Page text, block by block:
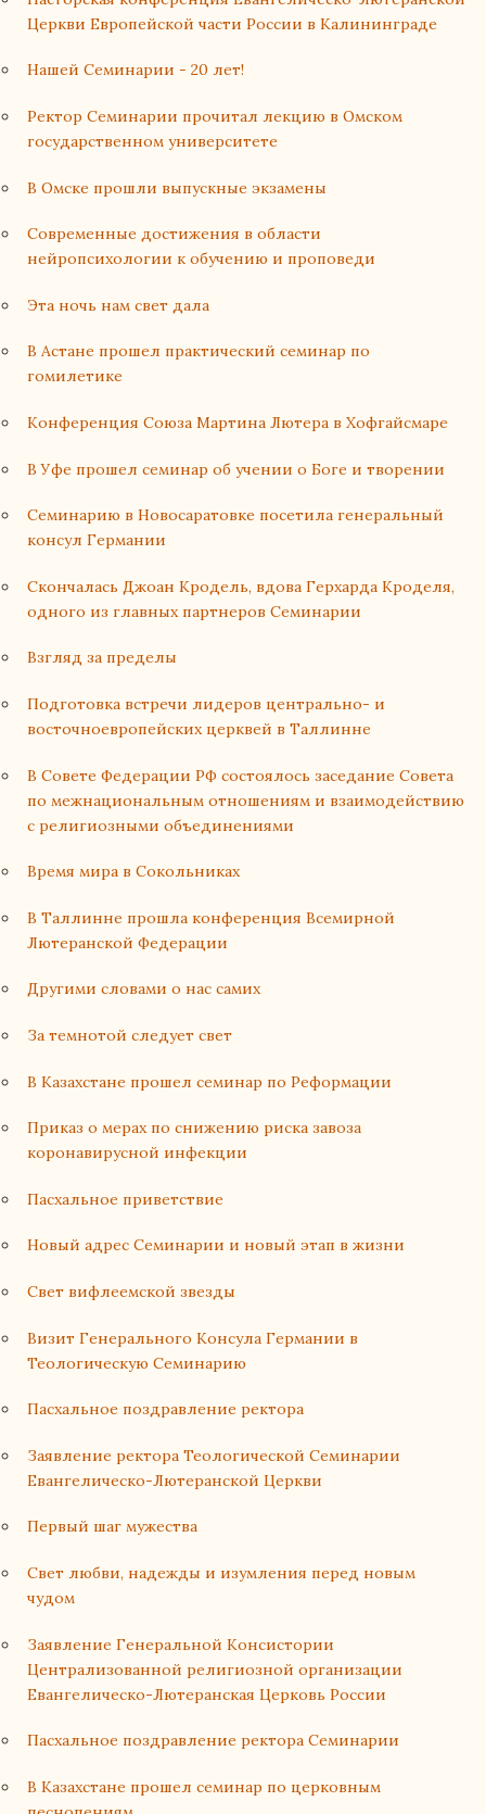
Церкви Европейской части России в Калининграде
Нашей Семинарии - 20 лет!
Ректор Семинарии прочитал лекцию в Омском
государственном университете
В Омске прошли выпускные экзамены
Современные достижения в области
нейропсихологии к обучению и проповеди
Эта ночь нам свет дала
В Астане прошел практический семинар по
гомилетике
Конференция Союза Мартина Лютера в Хофгайсмаре
В Уфе прошел семинар об учении о Боге и творении
Семинарию в Новосаратовке посетила генеральный
консул Германии
Cкончалась Джоан Кродель, вдова Герхарда Кроделя,
одного из главных партнеров Семинарии
Взгляд за пределы
Подготовка встречи лидеров центрально- и
восточноевропейских церквей в Таллинне
В Совете Федерации РФ состоялось заседание Совета
по межнациональным отношениям и взаимодействию
с религиозными объединениями
Время мира в Сокольниках
В Таллинне прошла конференция Всемирной
Лютеранской Федерации
Другими словами о нас самих
За темнотой следует свет
В Казахстане прошел семинар по Реформации
Приказ о мерах по снижению риска завоза
коронавирусной инфекции
Пасхальное приветствие
Новый адрес Семинарии и новый этап в жизни
Свет вифлеемской звезды
Визит Генерального Консула Германии в
Теологическую Семинарию
Пасхальное поздравление ректора
Заявление ректора Теологической Семинарии
Евангелическо-Лютеранской Церкви
Первый шаг мужества
Свет любви, надежды и изумления перед новым
чудом
Заявление Генеральной Консистории
Централизованной религиозной организации
Евангелическо-Лютеранская Церковь России
Пасхальное поздравление ректора Семинарии
В Казахстане прошел семинар по церковным